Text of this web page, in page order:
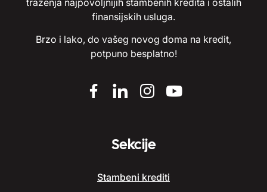
traženja najpovoljnijih stambenih kredita i ostalih
finansijskih usluga.
Brzo i lako, do vašeg novog doma na kredit,
potpuno besplatno!
Sekcije
Stambeni krediti